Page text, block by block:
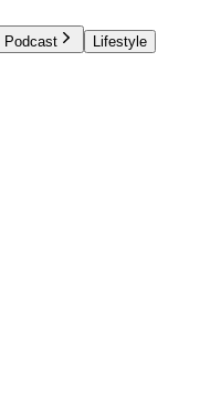
Podcast
Lifestyle